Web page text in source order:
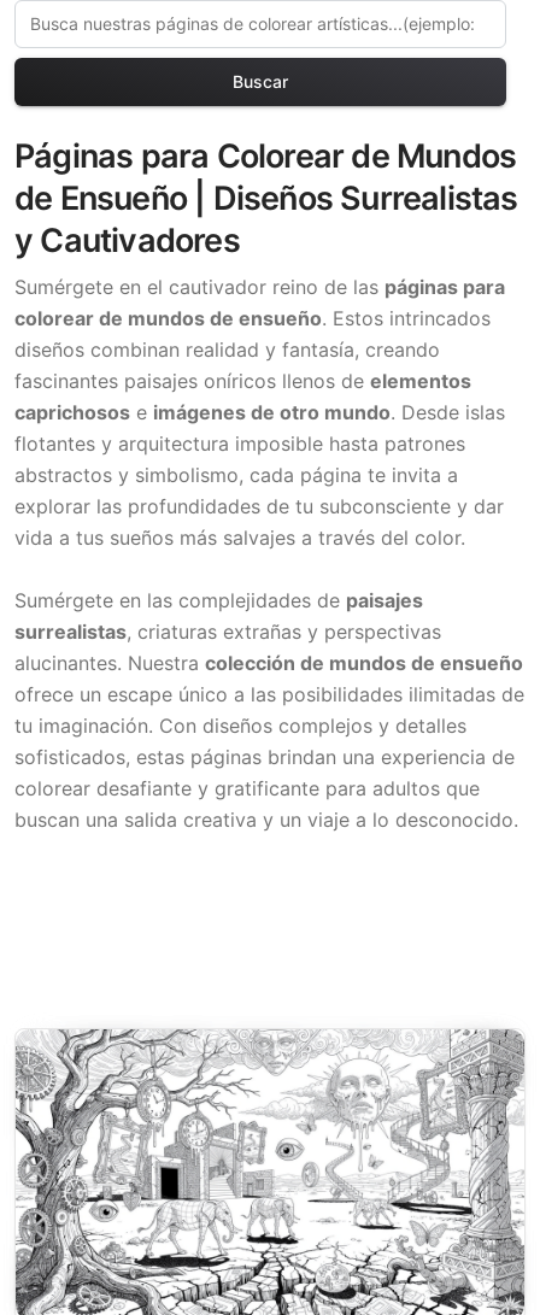
Buscar
Páginas para Colorear de Mundos
de Ensueño | Diseños Surrealistas
y Cautivadores
Sumérgete en el cautivador reino de las páginas para
colorear de mundos de ensueño. Estos intrincados
diseños combinan realidad y fantasía, creando
fascinantes paisajes oníricos llenos de elementos
caprichosos e imágenes de otro mundo. Desde islas
flotantes y arquitectura imposible hasta patrones
abstractos y simbolismo, cada página te invita a
explorar las profundidades de tu subconsciente y dar
vida a tus sueños más salvajes a través del color.
Sumérgete en las complejidades de paisajes
surrealistas, criaturas extrañas y perspectivas
alucinantes. Nuestra colección de mundos de ensueño
ofrece un escape único a las posibilidades ilimitadas de
tu imaginación. Con diseños complejos y detalles
sofisticados, estas páginas brindan una experiencia de
colorear desafiante y gratificante para adultos que
buscan una salida creativa y un viaje a lo desconocido.